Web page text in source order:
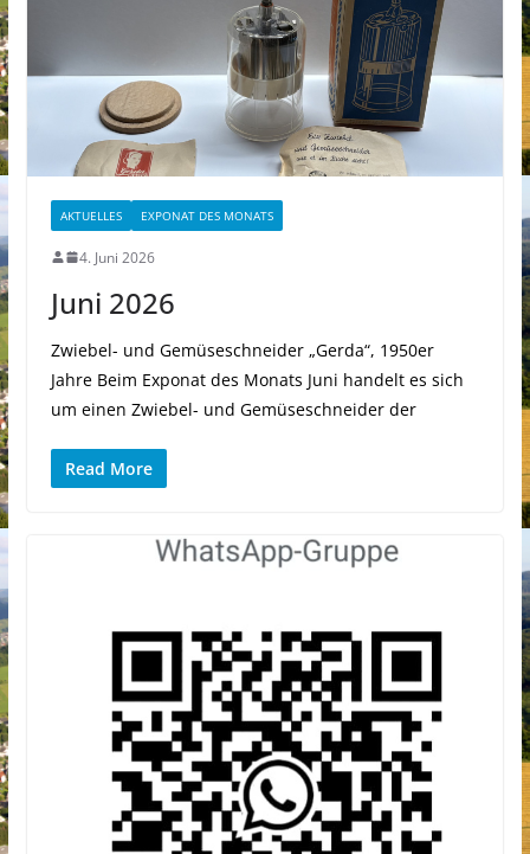
AKTUELLES EXPONAT DES MONATS
4. Juni 2026
Juni 2026
Zwiebel- und Gemüseschneider „Gerda“, 1950er
Jahre Beim Exponat des Monats Juni handelt es sich
um einen Zwiebel- und Gemüseschneider der
Read More